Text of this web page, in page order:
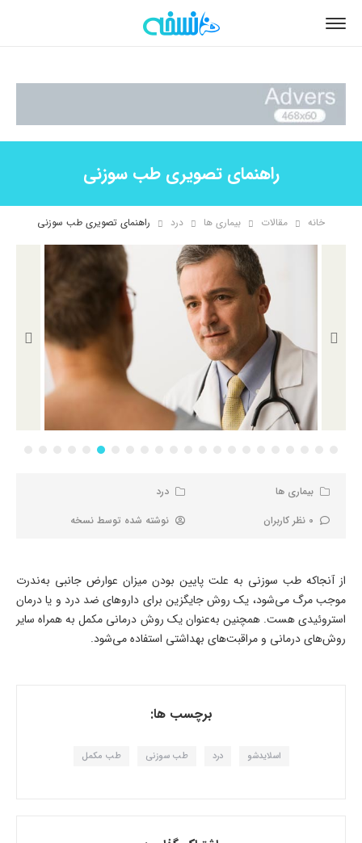
راهنمای تصویری طب سوزنی
خانه مقالات بیماری ها درد راهنمای تصویری طب سوزنی
بیماری ها
درد
0 نظر کاربران
نوشته شده توسط نسخه
از آنجاکه طب سوزنی به علت پایین بودن میزان عوارض جانبی به‌ندرت
موجب مرگ می‌شود، یک روش جایگزین برای داروهای ضد درد و یا درمان
استروئیدی هست. همچنین به‌عنوان یک روش درمانی مکمل به همراه سایر
روش‌های درمانی و مراقبت‌های بهداشتی استفاده می‌شود.
برچسب ها:
اسلایدشو درد طب سوزنی طب مکمل